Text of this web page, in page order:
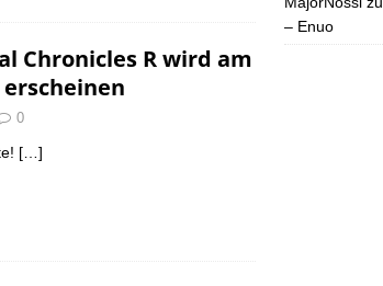
Chronicles R wird am
erscheinen
0
[…]
– Enuo